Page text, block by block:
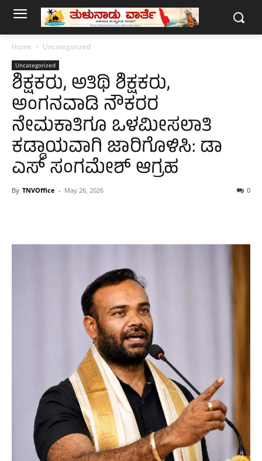
Home Uncategorized
Uncategorized
ಶಿಕ್ಷಕರು, ಅತಿಥಿ ಶಿಕ್ಷಕರು,
ಅಂಗನವಾಡಿ ನೌಕರರ
ನೇಮಕಾತಿಗೂ ಒಳಮೀಸಲಾತಿ
ಕಡ್ಡಾಯವಾಗಿ ಜಾರಿಗೊಳಿಸಿ: ಡಾ
ಎಸ್ ಸಂಗಮೇಶ್ ಆಗ್ರಹ
By TNVOffice - May 26, 2026 0